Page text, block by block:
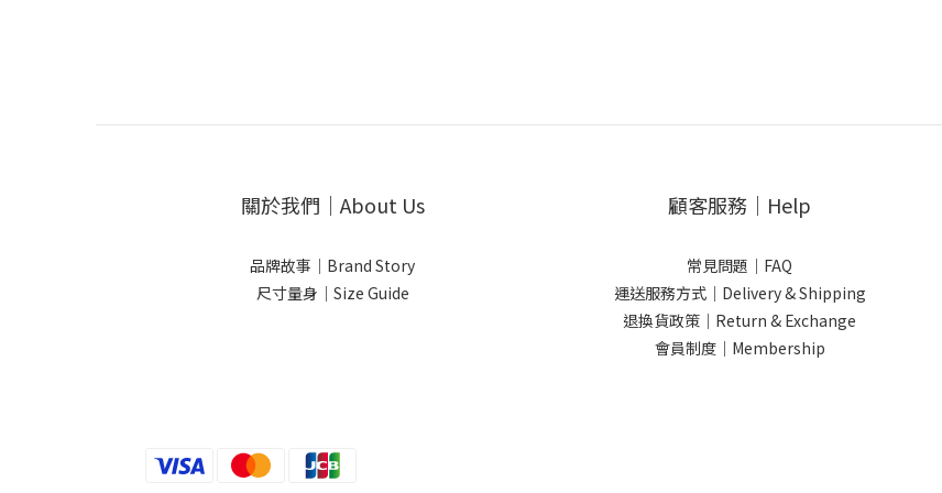
關於我們｜About Us
品牌故事｜Brand Story
尺寸量身｜Size Guide
顧客服務｜Help
常見問題｜FAQ
運送服務方式｜Delivery & Shipping
退換貨政策｜Return & Exchange
會員制度｜Membership